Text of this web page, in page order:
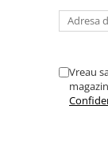
Vreau